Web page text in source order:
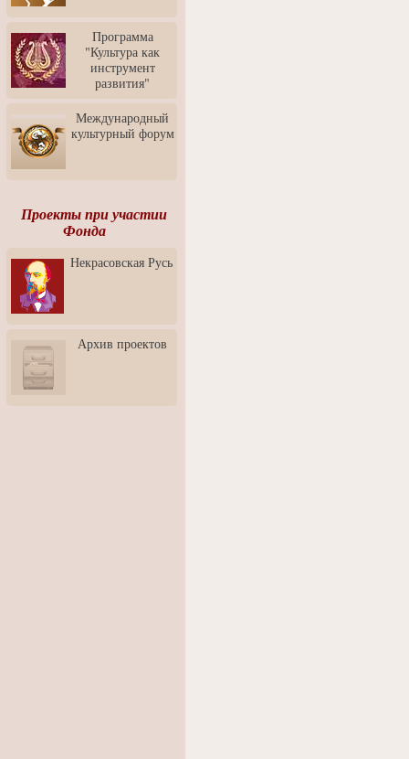
"Притяжение" в центре
ЛЕКСУС - ЯРОСЛАВЛЬ
Презентация выставки
Зураба Церетели
Пресс-конференция к
открытию выставки Зураба
Церетели
Фестиваль уличной
Отчётный концерт детского
театра танца "Задоринка"
Профессионалов - Эпизод
3: Обусловленности
человека и их влияние на
карьеру
скульптором Дмитрием
Тугариновым
АртБульвар в День города
Программа
"Культура как
инструмент
развития"
Международный
культурный форум
Проекты при участии
Фонда
Некрасовская Русь
Архив проектов